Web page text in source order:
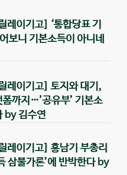
레이기고] ‘통합당표 기
보니 기본소득이 아니네
레이기고] 토지와 대기,
까지…’공유부’ 기본소
by 김수연
레이기고] 홍남기 부총리
삼불가론’에 반박한다 by